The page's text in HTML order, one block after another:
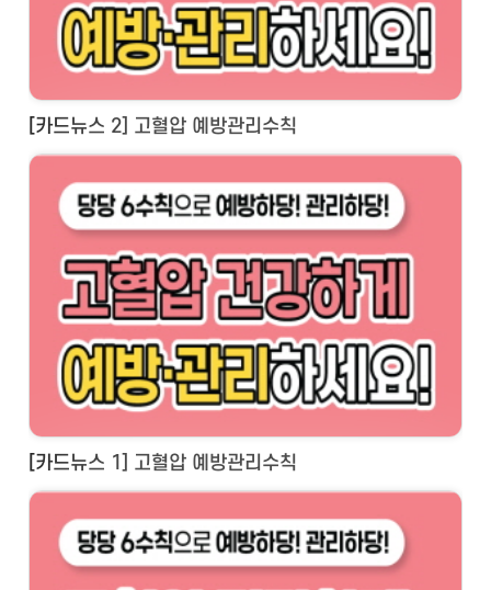
[카드뉴스 2] 고혈압 예방관리수칙
[카드뉴스 1] 고혈압 예방관리수칙